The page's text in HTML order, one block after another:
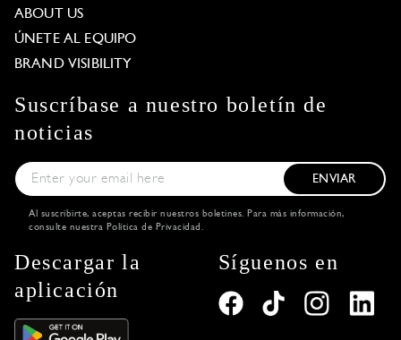
ABOUT US
ÚNETE AL EQUIPO
BRAND VISIBILITY
Suscríbase a nuestro boletín de
noticias
ENVIAR
Al suscribirte, aceptas recibir nuestros boletines. Para más información,
consulte nuestra Política de Privacidad .
Descargar la
aplicación
Síguenos en